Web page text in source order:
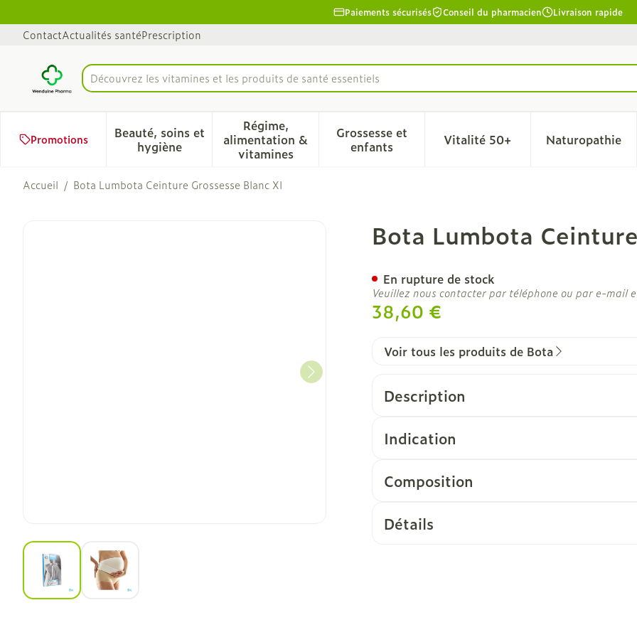
Paiements sécurisés Conseil du pharmacien Livraison rapide
ContactActualités santéPrescription
Rechercher
Découvrez les vitamines et les produits de santé essentiels
Promotions
Beauté, soins et
hygièneAfficher le sous-menu pour la catégorie Beauté, soins et hygiène
Régime,
alimentation &
vitaminesAfficher le sous-menu pour la catégorie Régime, alimentation &
Grossesse et
enfantsAfficher le sous-menu pour la catégorie
Vitalité 50+Afficher le sous-menu pour
Naturopathie
Afficher
Accueil / Bota Lumbota Ceinture Grossesse Blanc Xl
View larger imageView larger image
Bota Lumbota Ceinture Grossesse Blanc Xl
Bota Lumbota
38,60 €
En rupture de stock
Veuillez nous contacter par téléphone ou par e-mail
Voir tous les produits de Bota
Description
Indication
Composition
Détails